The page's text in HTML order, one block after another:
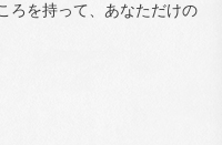
ろを持って、あなただけの